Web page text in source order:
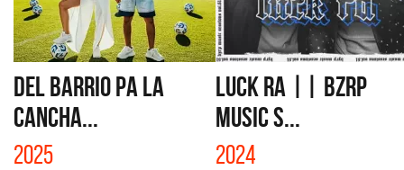
DEL BARRIO PA LA
CANCHA...
2025
LUCK RA || BZRP
MUSIC S...
2024